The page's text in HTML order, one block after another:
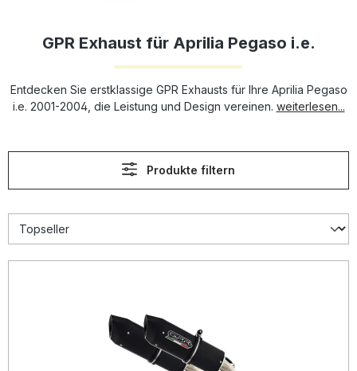
GPR Exhaust für Aprilia Pegaso i.e.
Entdecken Sie erstklassige GPR Exhausts für Ihre Aprilia Pegaso
i.e. 2001-2004, die Leistung und Design vereinen. weiterlesen...
Produkte filtern